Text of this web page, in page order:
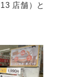
店舗）と